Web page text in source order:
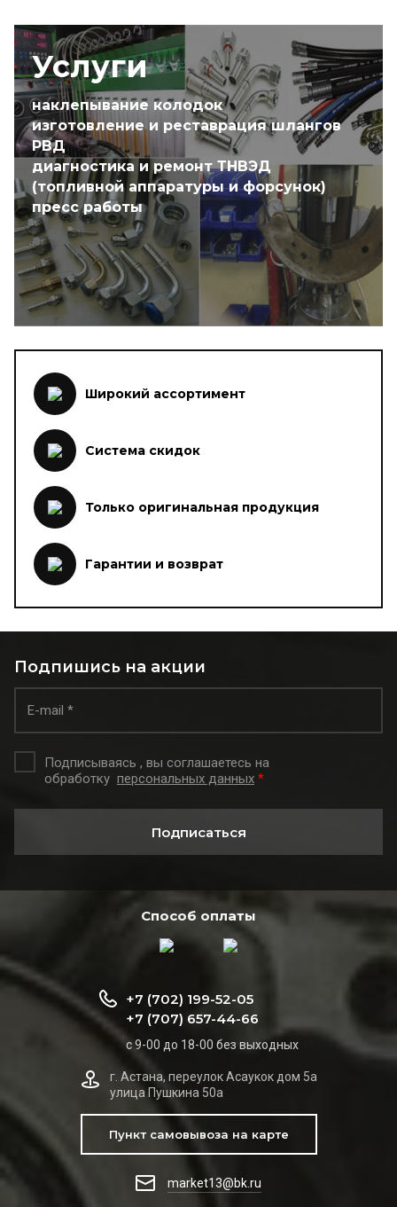
Услуги
наклепывание колодок
изготовление и реставрация шлангов
РВД
диагностика и ремонт ТНВЭД
(топливной аппаратуры и форсунок)
пресс работы
Широкий ассортимент
Система скидок
Только оригинальная продукция
Гарантии и возврат
Подпишись на акции
Подписываясь , вы соглашаетесь на
обработку персональных данных *
Подписаться
Способ оплаты
+7 (702) 199-52-05
+7 (707) 657-44-66
с 9-00 до 18-00 без выходных
г. Астана, переулок Асаукок дом 5а
улица Пушкина 50а
Пункт самовывоза на карте
market13@bk.ru